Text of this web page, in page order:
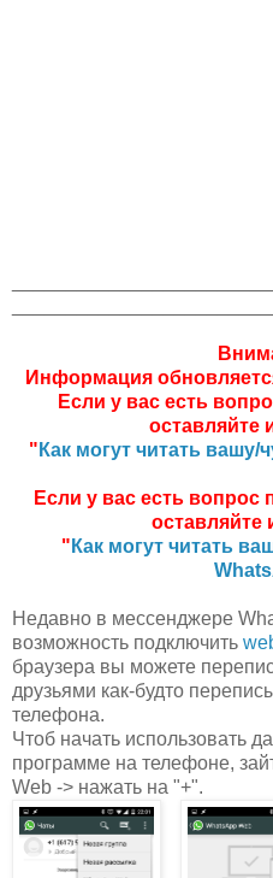
Информация
Если у вас есть
оставляйте
" Как могут читать
Если у вас есть вопрос
оставляйте
" Как могут читать
Недавно в мессенджере
возможность подключить
браузера вы можете
друзьями как-будто
телефона.
Чтоб начать использовать
программе на телефоне,
Web -> нажать на "+".